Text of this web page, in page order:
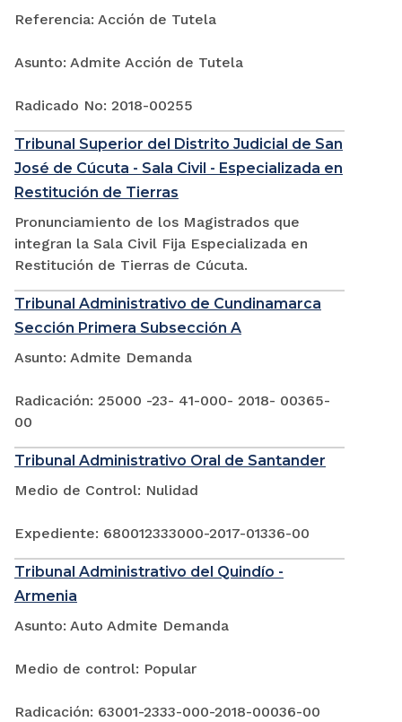
Referencia: Acción de Tutela
Asunto: Admite Acción de Tutela
Radicado No: 2018-00255
Tribunal Superior del Distrito Judicial de San
José de Cúcuta - Sala Civil - Especializada en
Restitución de Tierras
Pronunciamiento de los Magistrados que
integran la Sala Civil Fija Especializada en
Restitución de Tierras de Cúcuta.
Tribunal Administrativo de Cundinamarca
Sección Primera Subsección A
Asunto: Admite Demanda
Radicación: 25000 -23- 41-000- 2018- 00365-
00
Tribunal Administrativo Oral de Santander
Medio de Control: Nulidad
Expediente: 680012333000-2017-01336-00
Tribunal Administrativo del Quindío -
Armenia
Asunto: Auto Admite Demanda
Medio de control: Popular
Radicación: 63001-2333-000-2018-00036-00